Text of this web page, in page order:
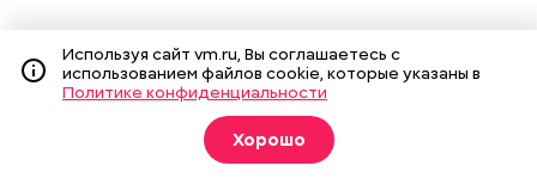
Используя сайт vm.ru, Вы соглашаетесь с
использованием файлов cookie, которые указаны в
Политике конфиденциальности
Хорошо